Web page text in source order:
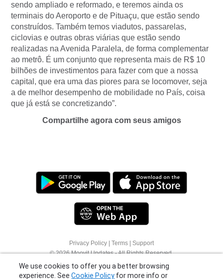
sendo ampliado e reformado, e teremos ainda os
terminais do Aeroporto e de Pituaçu, que estão sendo
construídos. Também temos viadutos, passarelas,
ciclovias e outras obras viárias que estão sendo
realizadas na Avenida Paralela, de forma complementar
ao metrô. É um conjunto que representa mais de R$ 10
bilhões de investimentos para fazer com que a nossa
capital, que era uma das piores para se locomover, seja
a de melhor desempenho de mobilidade no País, coisa
que já está se concretizando”.
Compartilhe agora com seus amigos
Privacy Policy Terms
Support
© 2026 Moovit Updates - All Rights Reserved.
We use cookies to offer you a better browsing
click "More Options" to know how you can
change your settings.